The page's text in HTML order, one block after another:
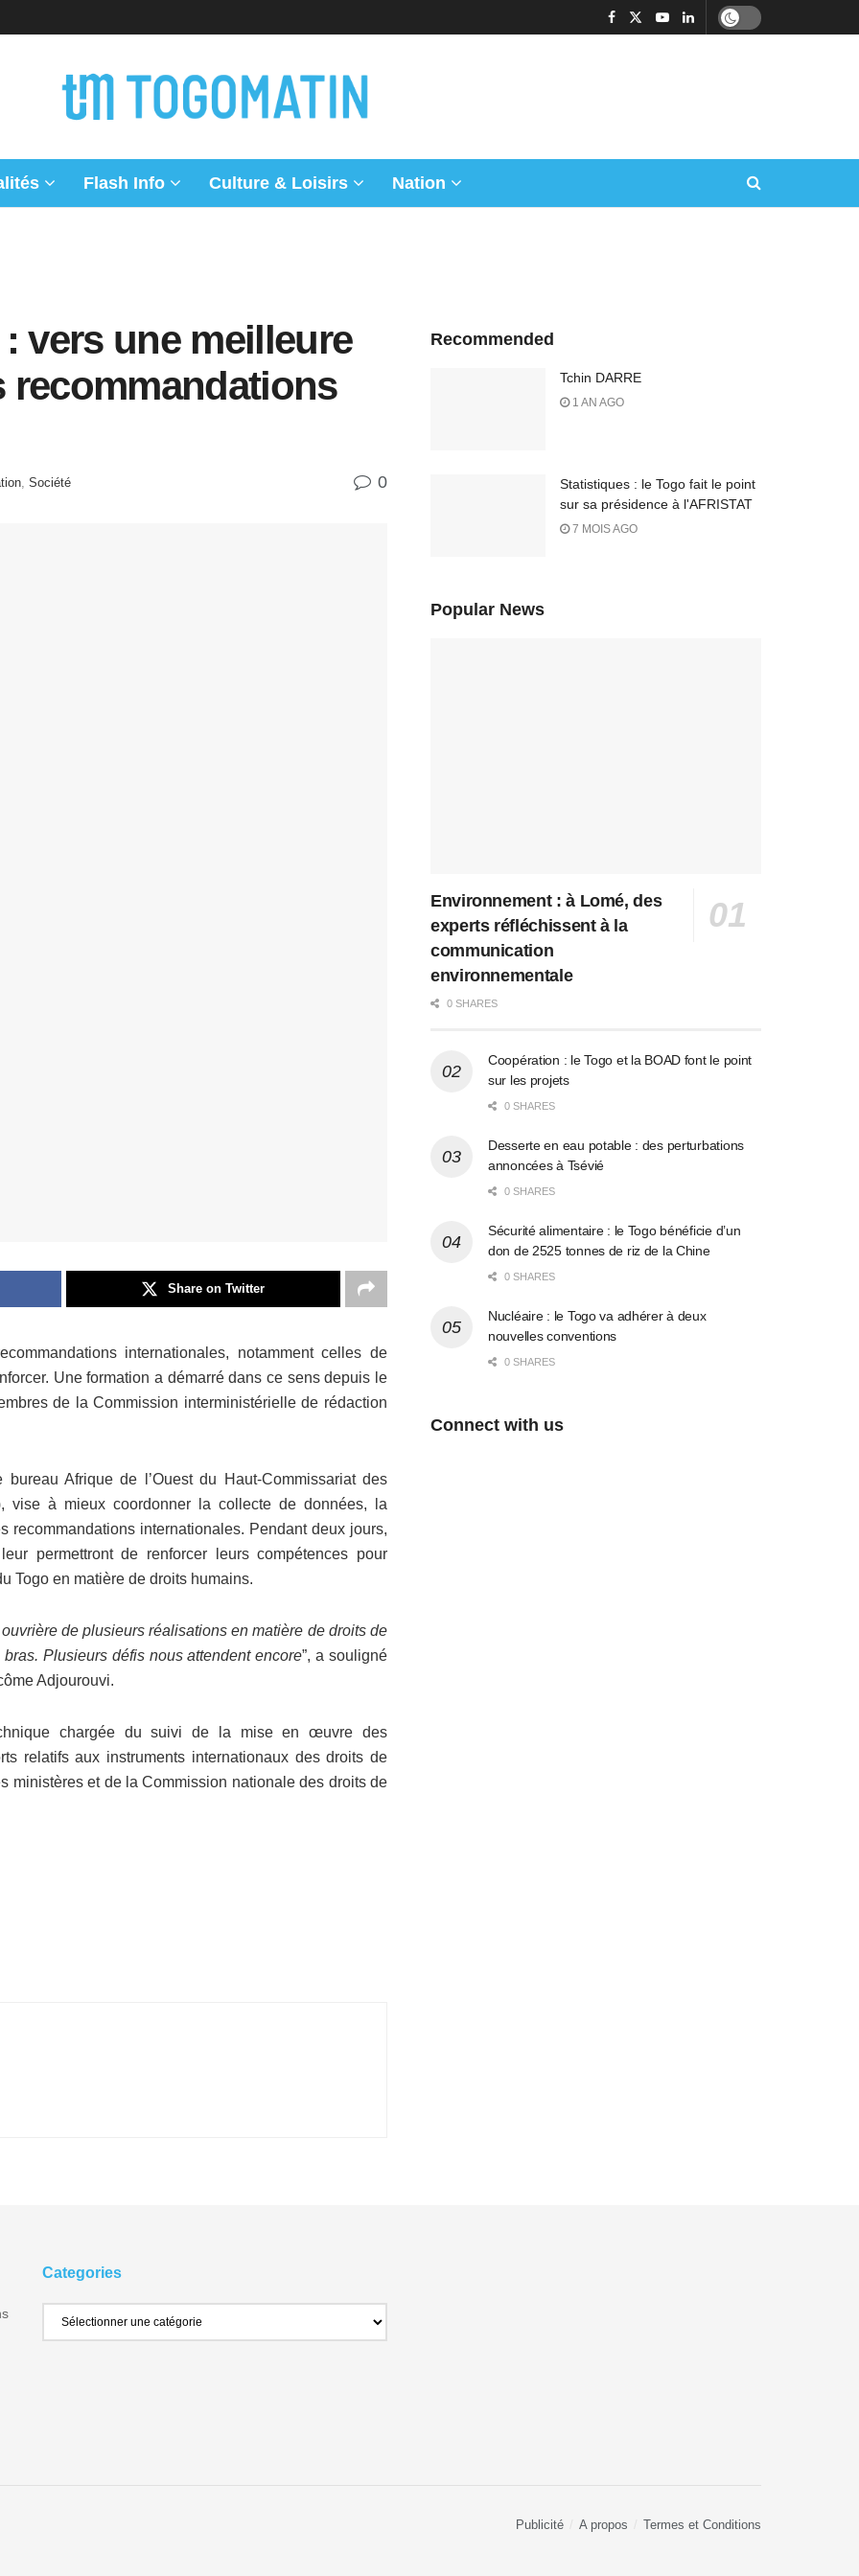
Flash Info Culture & Loisirs Nation
vers une meilleure
Société 0
Share on Twitter
internationales, notamment celles de
Une formation a démarré dans ce sens depuis le
de la Commission interministérielle de rédaction
Afrique de l’Ouest du Haut-Commissariat des
vise à mieux coordonner la collecte de données, la
internationales. Pendant deux jours,
permettront de renforcer leurs compétences pour
Togo en matière de droits humains.
de plusieurs réalisations en matière de droits de
Plusieurs défis nous attendent encore”, a souligné
Adjourouvi.
chargée du suivi de la mise en œuvre des
relatifs aux instruments internationaux des droits de
ministères et de la Commission nationale des droits de
Recommended
Tchin DARRE
1 AN AGO
Statistiques : le Togo fait le point
sur sa présidence à l'AFRISTAT
7 MOIS AGO
Popular News
Environnement : à Lomé, des
experts réfléchissent à la
communication
environnementale
0 SHARES
Coopération : le Togo et la BOAD font le point
sur les projets
0 SHARES
Desserte en eau potable : des perturbations
annoncées à Tsévié
0 SHARES
Sécurité alimentaire : le Togo bénéficie d’un
don de 2525 tonnes de riz de la Chine
0 SHARES
Nucléaire : le Togo va adhérer à deux
nouvelles conventions
0 SHARES
Connect with us
Categories
Publicité A propos Termes et Conditions